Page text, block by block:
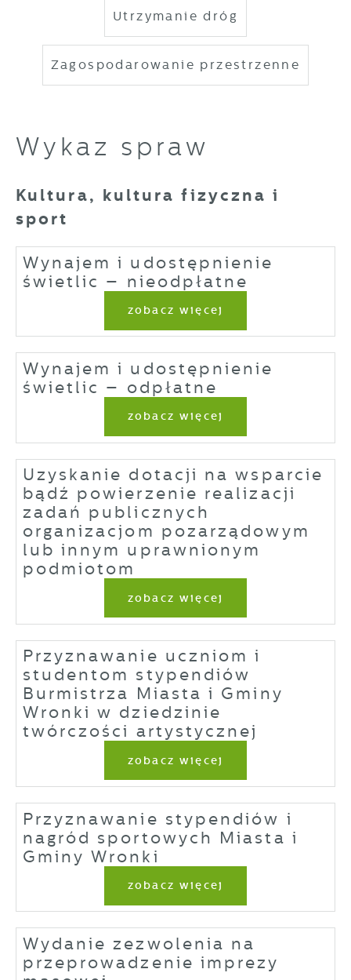
Utrzymanie dróg
Zagospodarowanie przestrzenne
Wykaz spraw
Kultura, kultura fizyczna i
sport
Wynajem i udostępnienie
świetlic – nieodpłatne
zobacz więcej
Wynajem i udostępnienie
świetlic – odpłatne
zobacz więcej
Uzyskanie dotacji na wsparcie
bądź powierzenie realizacji
zadań publicznych
organizacjom pozarządowym
lub innym uprawnionym
podmiotom
zobacz więcej
Przyznawanie uczniom i
studentom stypendiów
Burmistrza Miasta i Gminy
Wronki w dziedzinie
twórczości artystycznej
zobacz więcej
Przyznawanie stypendiów i
nagród sportowych Miasta i
Gminy Wronki
zobacz więcej
Wydanie zezwolenia na
przeprowadzenie imprezy